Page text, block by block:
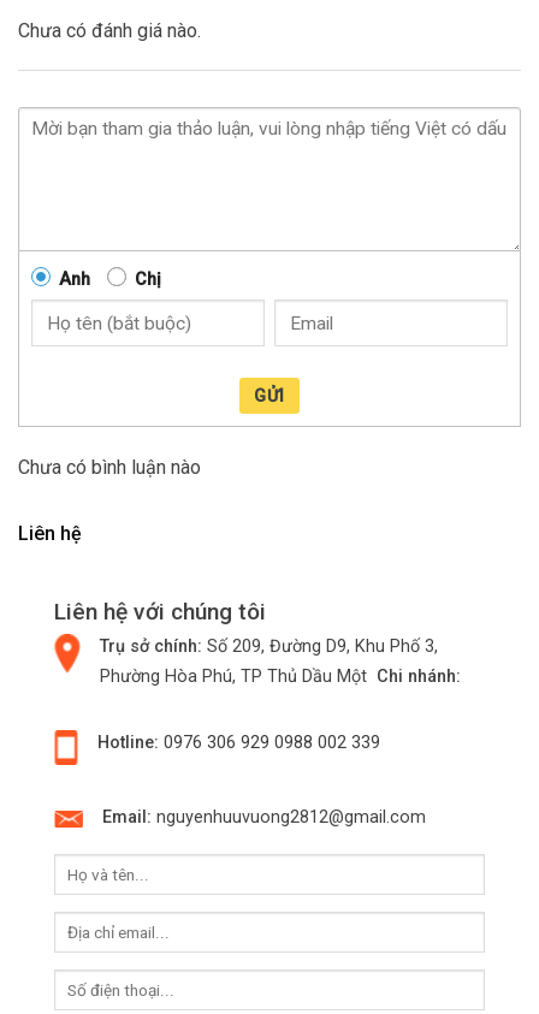
Chưa có đánh giá nào.
Anh Chị
GỬI
Chưa có bình luận nào
Liên hệ
Liên hệ với chúng tôi
Trụ sở chính: Số 209, Đường D9, Khu Phố 3,
Phường Hòa Phú, TP Thủ Dầu Một Chi nhánh:
Hotline: 0976 306 929 0988 002 339
Email: nguyenhuuvuong2812@gmail.com